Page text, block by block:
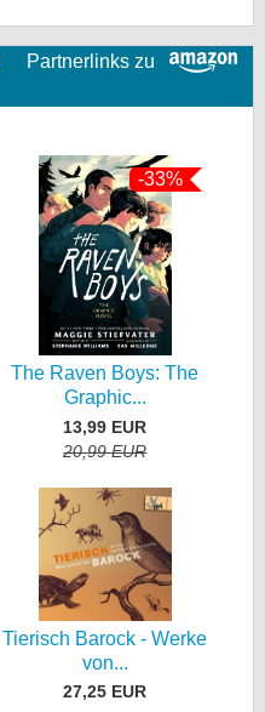
Partnerlinks zu
-33%
The Raven Boys: The
Graphic...
13,99 EUR
20,99 EUR
Tierisch Barock - Werke
von...
27,25 EUR